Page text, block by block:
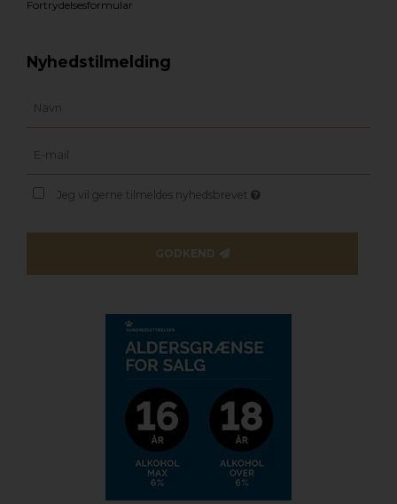
Fortrydelsesformular
Nyhedstilmelding
Jeg vil gerne tilmeldes nyhedsbrevet
GODKEND